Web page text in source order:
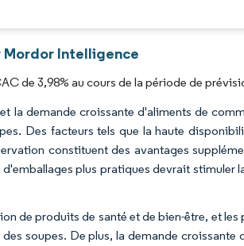
Mordor Intelligence
de 3,98% au cours de la période de
la demande croissante d'aliments de
Des facteurs tels que la haute
constituent des avantages
plus pratiques devrait stimuler
de produits de santé et de bien-être, et
soupes. De plus, la demande croissante